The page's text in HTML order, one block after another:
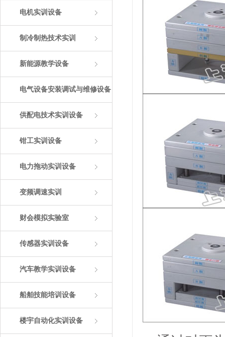
电机实训设备
制冷制热技术实训
新能源教学设备
电气设备安装调试与维修设备
供配电技术实训设备
钳工实训设备
电力拖动实训设备
变频调速实训
财会模拟实验室
传感器实训设备
汽车教学实训设备
船舶技能培训设备
楼宇自动化实训设备